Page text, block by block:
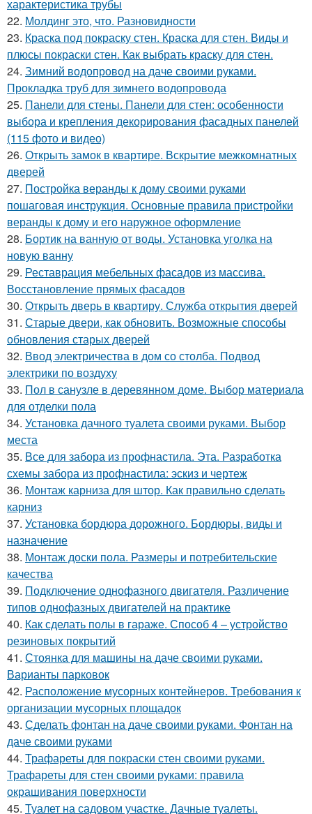
характеристика трубы
22. Молдинг это, что. Разновидности
23. Краска под покраску стен. Краска для стен. Виды и
плюсы покраски стен. Как выбрать краску для стен.
24. Зимний водопровод на даче своими руками.
Прокладка труб для зимнего водопровода
25. Панели для стены. Панели для стен: особенности
выбора и крепления декорирования фасадных панелей
(115 фото и видео)
26. Открыть замок в квартире. Вскрытие межкомнатных
дверей
27. Постройка веранды к дому своими руками
пошаговая инструкция. Основные правила пристройки
веранды к дому и его наружное оформление
28. Бортик на ванную от воды. Установка уголка на
новую ванну
29. Реставрация мебельных фасадов из массива.
Восстановление прямых фасадов
30. Открыть дверь в квартиру. Служба открытия дверей
31. Старые двери, как обновить. Возможные способы
обновления старых дверей
32. Ввод электричества в дом со столба. Подвод
электрики по воздуху
33. Пол в санузле в деревянном доме. Выбор материала
для отделки пола
34. Установка дачного туалета своими руками. Выбор
места
35. Все для забора из профнастила. Эта. Разработка
схемы забора из профнастила: эскиз и чертеж
36. Монтаж карниза для штор. Как правильно сделать
карниз
37. Установка бордюра дорожного. Бордюры, виды и
назначение
38. Монтаж доски пола. Размеры и потребительские
качества
39. Подключение однофазного двигателя. Различение
типов однофазных двигателей на практике
40. Как сделать полы в гараже. Способ 4 – устройство
резиновых покрытий
41. Стоянка для машины на даче своими руками.
Варианты парковок
42. Расположение мусорных контейнеров. Требования к
организации мусорных площадок
43. Сделать фонтан на даче своими руками. Фонтан на
даче своими руками
44. Трафареты для покраски стен своими руками.
Трафареты для стен своими руками: правила
окрашивания поверхности
45. Туалет на садовом участке. Дачные туалеты.